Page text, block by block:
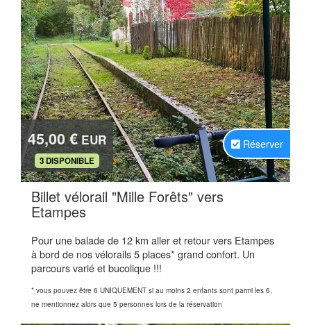
45,00 € EUR
.
3 DISPONIBLE
Réserver
Billet vélorail "Mille Forêts" vers
Etampes.
Pour une balade de 12 km aller et retour vers Etampes
à bord de nos vélorails 5 places* grand confort. Un
parcours varié et bucolique !!!
* vous pouvez être 6 UNIQUEMENT si au moins 2 enfants sont parmi les 6,
ne mentionnez alors que 5 personnes lors de la réservation